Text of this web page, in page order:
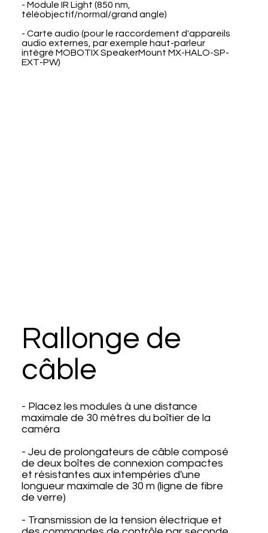
- Module IR Light (850 nm,
téléobjectif/normal/grand angle)
- Carte audio (pour le raccordement d'appareils
audio externes, par exemple haut-parleur
intégré MOBOTIX SpeakerMount MX-HALO-SP-
EXT-PW)
Rallonge de
câble
- Placez les modules à une distance
maximale de 30 mètres du boîtier de la
caméra
- Jeu de prolongateurs de câble composé
de deux boîtes de connexion compactes
et résistantes aux intempéries d'une
longueur maximale de 30 m (ligne de fibre
de verre)
- Transmission de la tension électrique et